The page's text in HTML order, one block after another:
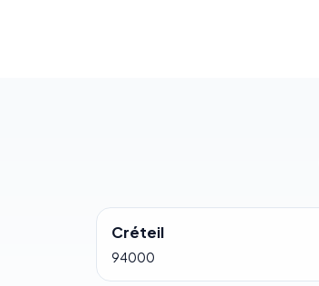
Créteil
94000